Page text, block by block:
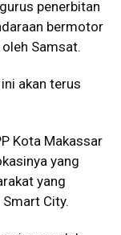
penerbitan
bermotor
Samsat.
akan terus
Kota Makassar
yang
yang
City.